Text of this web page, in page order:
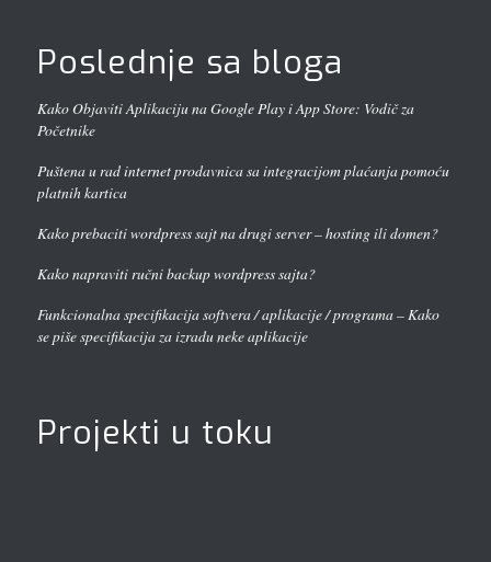
Poslednje sa bloga
Kako Objaviti Aplikaciju na Google Play i App Store: Vodič za
Početnike
Puštena u rad internet prodavnica sa integracijom plaćanja pomoću
platnih kartica
Kako prebaciti wordpress sajt na drugi server – hosting ili domen?
Kako napraviti ručni backup wordpress sajta?
Funkcionalna specifikacija softvera / aplikacije / programa – Kako
se piše specifikacija za izradu neke aplikacije
Projekti u toku